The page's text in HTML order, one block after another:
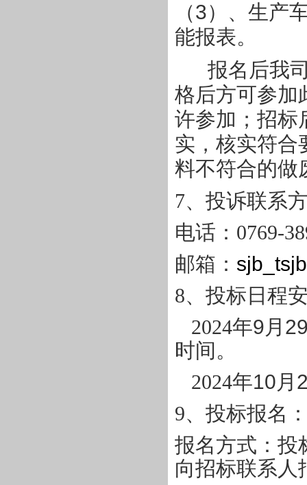
（3）、生产
能报表。
报名后我
格后方可参加
许参加；招标
实，核实符合
料不符合的做
7、投诉联系
电话： 0769-
邮箱：
8、投标日程
2024年9月
时间。
2024年10月
9、投标报名
报名方式：投
向招标联系人